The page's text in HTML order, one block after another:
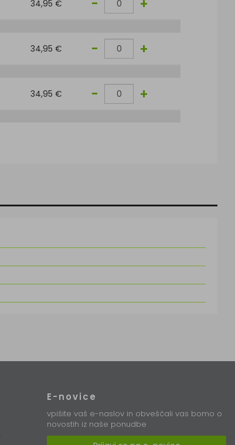
34,95 €
34,95 € - +
34,95 € - +
E-novice
vpišite vaš e-naslov in obveščali vas bomo o
novostih iz naše ponudbe